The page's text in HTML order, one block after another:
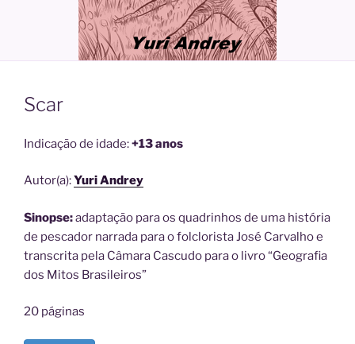
Scar
Indicação de idade:+13 anos
Autor(a):Yuri Andrey
Sinopse:adaptação para os quadrinhos de uma história
de pescador narrada para o folclorista José Carvalho e
transcrita pela Câmara Cascudo para o livro “Geografia
dos Mitos Brasileiros”
20 páginas